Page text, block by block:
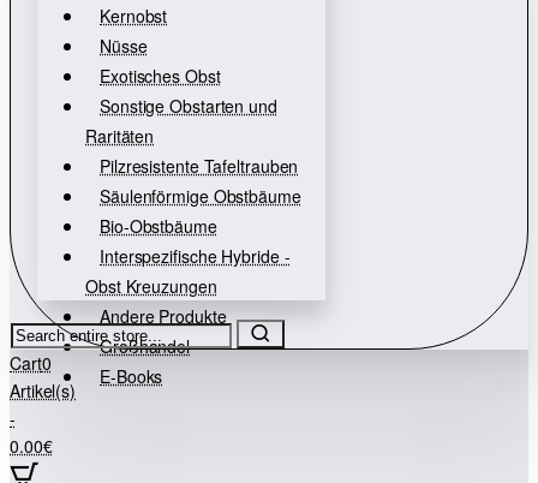
Kernobst
Nüsse
Exotisches Obst
Sonstige Obstarten und
Raritäten
Pilzresistente Tafeltrauben
Säulenförmige Obstbäume
Bio-Obstbäume
Interspezifische Hybride -
Obst Kreuzungen
Andere Produkte
Großhandel
E-Books
Search
entire
store...
Cart0
Artikel(s)
-
0.00€